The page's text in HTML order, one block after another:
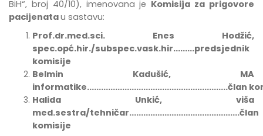
BiH“, broj 40/10), imenovana je Komisija za prigovore
pacijenatau sastavu:
Prof.dr.med.sci. Enes Hodžić,
spec.opć.hir./subspec.vask.hir.........predsjednik
komisije
Belmin Kadušić, MA
informatike............................................................član
Halida Unkić, viša
med.sestra/tehničar...............................................član
komisije